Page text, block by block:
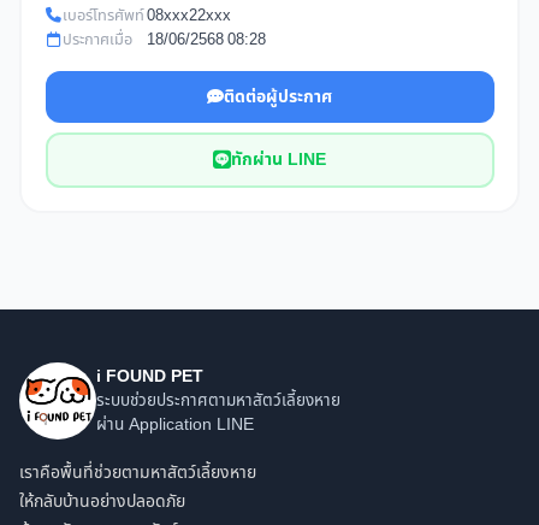
เบอร์โทรศัพท์08xxx22xxx
ประกาศเมื่อ
18/06/2568 08:28
ติดต่อผู้ประกาศ
ทักผ่าน LINE
i FOUND PET
ระบบช่วยประกาศตามหาสัตว์เลี้ยงหาย
ผ่าน Application LINE
เราคือพื้นที่ช่วยตามหาสัตว์เลี้ยงหาย
ให้กลับบ้านอย่างปลอดภัย